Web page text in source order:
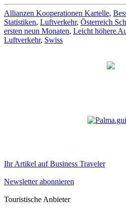
Allianzen Kooperationen Kartelle,
Statistiken, Luftverkehr, Österreich
ersten neun Monaten, Leicht höhere
Luftverkehr, Swiss
Ihr Artikel auf Business Traveler
Newsletter abonnieren
Touristische Anbieter